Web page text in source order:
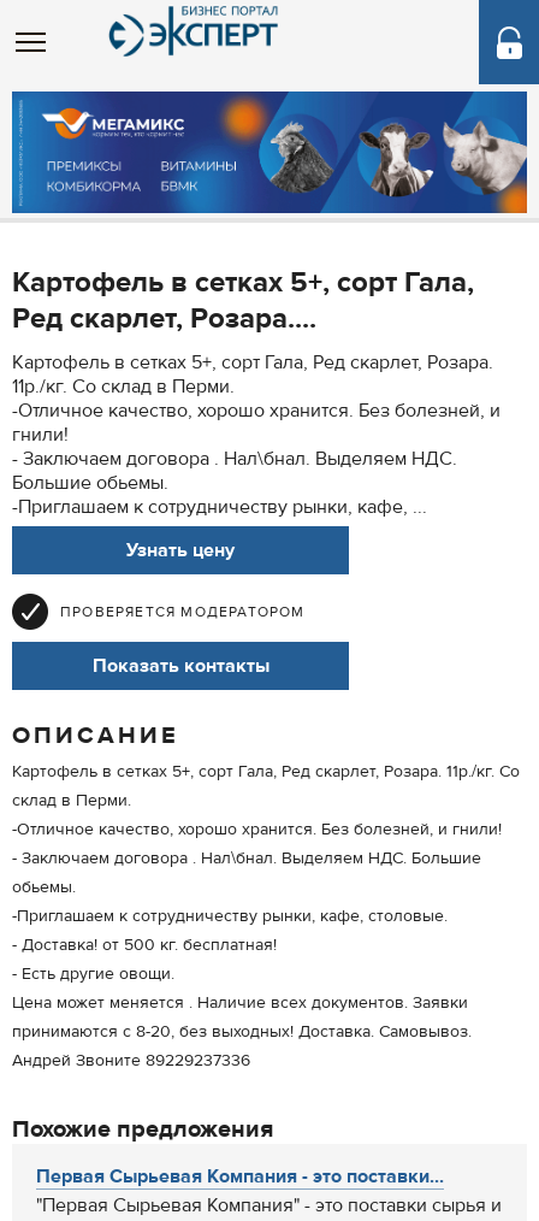
Картофель в сетках 5+, сорт Гала,
Ред скарлет, Розара....
Картофель в сетках 5+, сорт Гала, Ред скарлет, Розара.
11р./кг. Со склад в Перми.
-Отличное качество, хорошо хранится. Без болезней, и
гнили!
- Заключаем договора . Нал\бнал. Выделяем НДС.
Большие обьемы.
-Приглашаем к сотрудничеству рынки, кафе, ...
Узнать цену
ПРОВЕРЯЕТСЯ МОДЕРАТОРОМ
Показать контакты
ОПИСАНИЕ
Картофель в сетках 5+, сорт Гала, Ред скарлет, Розара. 11р./кг. Со
склад в Перми.
-Отличное качество, хорошо хранится. Без болезней, и гнили!
- Заключаем договора . Нал\бнал. Выделяем НДС. Большие
обьемы.
-Приглашаем к сотрудничеству рынки, кафе, столовые.
- Доставка! от 500 кг. бесплатная!
- Есть другие овощи.
Цена может меняется . Наличие всех документов. Заявки
принимаются с 8-20, без выходных! Доставка. Самовывоз.
Андрей Звоните 89229237336
Похожие предложения
Первая Сырьевая Компания - это поставки...
"Первая Сырьевая Компания" - это поставки сырья и